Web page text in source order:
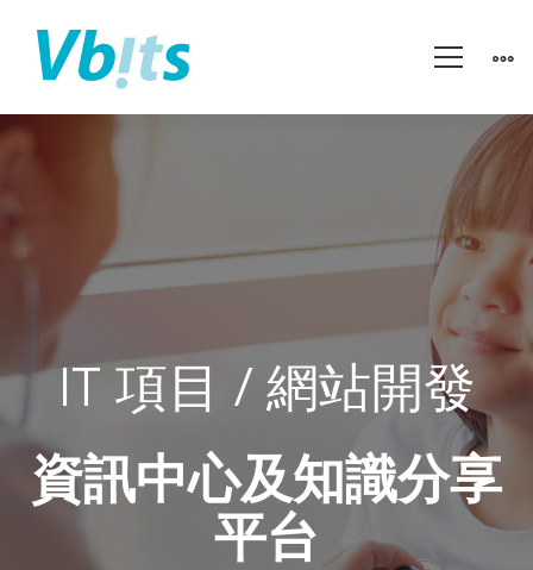
栢
峰
醫
務
中
IT 項目 / 網站開發
資訊中心及知識分享
平台